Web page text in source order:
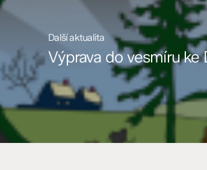
Další aktualita
Výprava do vesmíru ke